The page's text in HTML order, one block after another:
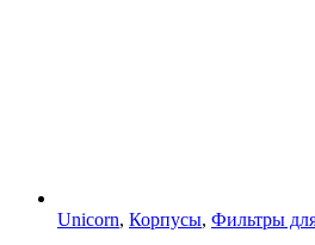
Unicorn, Корпусы, Фильтры